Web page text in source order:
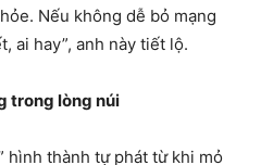
Nếu không dễ bỏ mạng
ai hay”, anh này tiết lộ.
trong lòng núi
hình thành tự phát từ khi mỏ